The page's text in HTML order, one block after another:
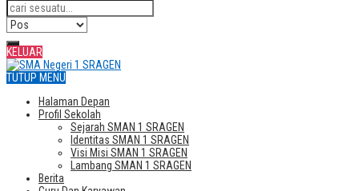
KELUAR
TUTUP MENU
Halaman Depan
Profil Sekolah
Sejarah SMAN 1 SRAGEN
Identitas SMAN 1 SRAGEN
Visi Misi SMAN 1 SRAGEN
Lambang SMAN 1 SRAGEN
Berita